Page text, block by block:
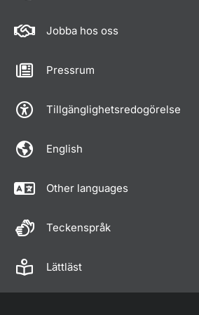
Jobba hos oss
Pressrum
Tillgänglighetsredogörelse
English
Other languages
Teckenspråk
Lättläst